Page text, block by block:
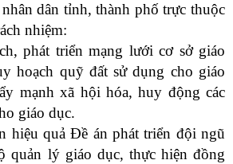
dân tỉnh, thành phố trực thuộc
nhiệm:
phát triển mạng lưới cơ sở giáo
hoạch quỹ đất sử dụng cho giáo
mạnh xã hội hóa, huy động các
giáo dục.
hiệu quả Đề án phát triển đội ngũ
quản lý giáo dục, thực hiện đồng